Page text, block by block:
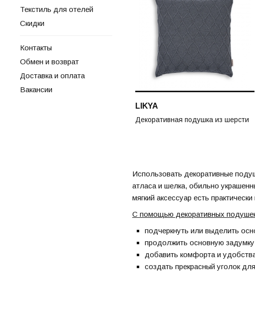
Текстиль для отелей
Скидки
Контакты
Обмен и возврат
Доставка и оплата
Вакансии
LIKYA
Декоративная подушка из шерсти
Использовать декоративные
атласа и шелка, обильно
мягкий аксессуар есть
С помощью декоративных
подчеркнуть или выделить
продолжить основную
добавить комфорта и
создать прекрасный уголок